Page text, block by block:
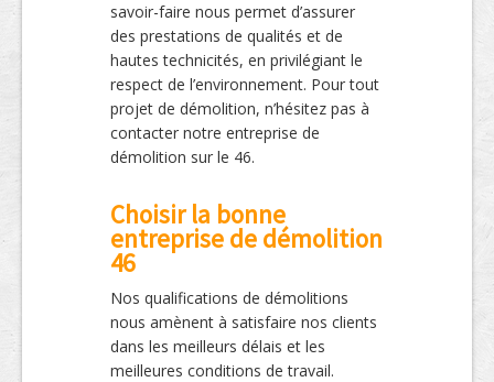
savoir-faire nous permet d’assurer
des prestations de qualités et de
hautes technicités, en privilégiant le
respect de l’environnement. Pour tout
projet de démolition, n’hésitez pas à
contacter notre entreprise de
démolition sur le 46.
Choisir la bonne
entreprise de démolition
46
Nos qualifications de démolitions
nous amènent à satisfaire nos clients
dans les meilleurs délais et les
meilleures conditions de travail.